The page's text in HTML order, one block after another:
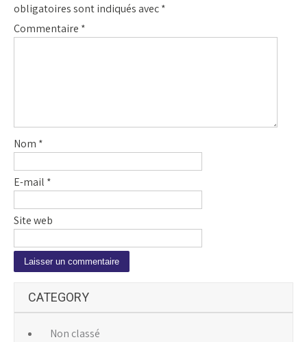
obligatoires sont indiqués avec*
Commentaire *
Nom *
E-mail *
Site web
t
CATEGORY
Non classé